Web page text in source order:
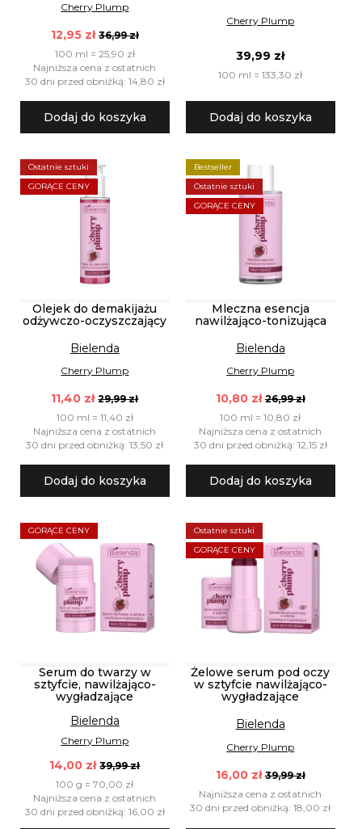
Cherry Plump
12,95 zł 36,99 zł
100 ml = 25,90 zł
Najniższa cena z ostatnich
30 dni przed obniżką: 14,80 zł
Dodaj do koszyka
Cherry Plump
39,99 zł
100 ml = 133,30 zł
Dodaj do koszyka
Ostatnie sztuki
GORĄCE CENY
Olejek do demakijażu
odżywczo-oczyszczający
Bielenda
Cherry Plump
11,40 zł 29,99 zł
100 ml = 11,40 zł
Najniższa cena z ostatnich
30 dni przed obniżką: 13,50 zł
Dodaj do koszyka
Bestseller
Ostatnie sztuki
GORĄCE CENY
Mleczna esencja
nawilżająco-tonizująca
Bielenda
Cherry Plump
10,80 zł 26,99 zł
100 ml = 10,80 zł
Najniższa cena z ostatnich
30 dni przed obniżką: 12,15 zł
Dodaj do koszyka
GORĄCE CENY
Serum do twarzy w
sztyfcie, nawilżająco-
wygładzające
Bielenda
Cherry Plump
14,00 zł 39,99 zł
100 g = 70,00 zł
Najniższa cena z ostatnich
30 dni przed obniżką: 16,00 zł
Ostatnie sztuki
GORĄCE CENY
Żelowe serum pod oczy
w sztyfcie nawilżająco-
wygładzające
Bielenda
Cherry Plump
16,00 zł 39,99 zł
Najniższa cena z ostatnich
30 dni przed obniżką: 18,00 zł